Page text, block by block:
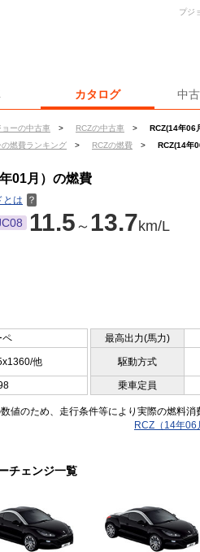
カタログ 中
ョーの中古車 > RCZの中古車 >
RCZ(14年06
の燃費ランキング > RCZの燃費 > RCZ(14年
プジ
01月）の燃費
とは ？
11.5 ～ 13.7km/L
ペ 最高出力(馬力)
他 駆動方式
乗車定員
値のため、走行条件等により実際の燃料消
RCZ（14年
チェンジ一覧